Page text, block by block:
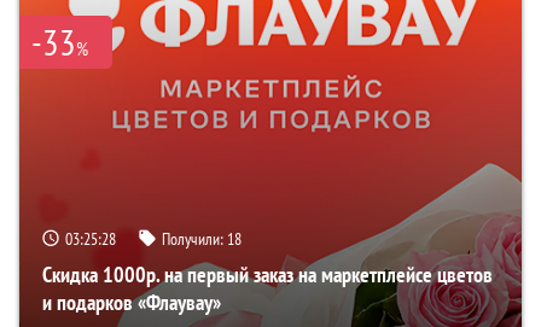
-33%
03:25:28 Получили: 18
Скидка 1000р. на первый заказ на маркетплейсе цветов
и подарков «Флаувау»